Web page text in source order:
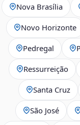
Nova Brasília
Novo Horizonte
Pedregal
Ressurreição
Santa Cruz
São José